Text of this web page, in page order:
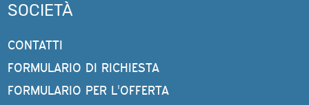
SOCIETÀ
CONTATTI
FORMULARIO DI RICHIESTA
FORMULARIO PER L'OFFERTA